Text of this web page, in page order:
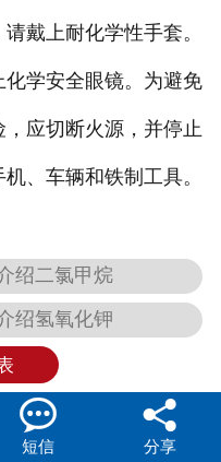
戴上耐化学性手套。
学安全眼镜。为避免
应切断火源，并停止
、车辆和铁制工具。
绍二氯甲烷
绍氢氧化钾

短信

分享